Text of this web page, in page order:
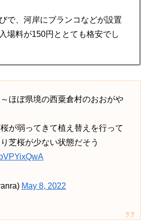
で、河岸にブランコなどが設置
場料が150円ととても格安でし
ほぼ県境の西粟倉村のおおがや
が弱ってきて植え替えを行って
芝桜が少ない状態だそう
May 8, 2022